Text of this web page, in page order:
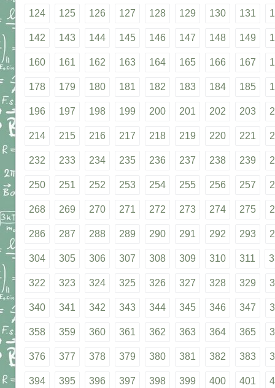
124 125 126 127 128 129 130 131
142 143 144 145 146 147 148 149
160 161 162 163 164 165 166 167
178 179 180 181 182 183 184 185
196 197 198 199 200 201 202 203
214 215 216 217 218 219 220 221
232 233 234 235 236 237 238 239
250 251 252 253 254 255 256 257
268 269 270 271 272 273 274 275
286 287 288 289 290 291 292 293
304 305 306 307 308 309 310 311
322 323 324 325 326 327 328 329
340 341 342 343 344 345 346 347
358 359 360 361 362 363 364 365
376 377 378 379 380 381 382 383
394 395 396 397 398 399 400 401